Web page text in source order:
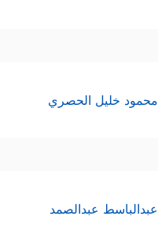
محمود خليل الحصري
عبدالباسط عبدالصمد